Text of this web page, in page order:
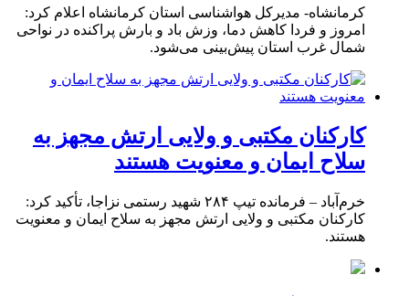
کرمانشاه- مدیرکل هواشناسی استان کرمانشاه اعلام کرد:
امروز و فردا کاهش دما، وزش باد و بارش پراکنده در نواحی
شمال غرب استان پیش‌بینی می‌شود.
کارکنان مکتبی و ولایی ارتش مجهز به
سلاح ایمان و معنویت هستند
خرم‌آباد – فرمانده تیپ ۲۸۴ شهید رستمی نزاجا، تأکید کرد:
کارکنان مکتبی و ولایی ارتش مجهز به سلاح ایمان و معنویت
هستند.